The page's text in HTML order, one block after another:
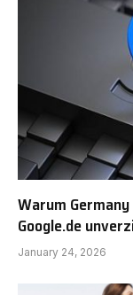
Warum
Google.de
January 24, 2026